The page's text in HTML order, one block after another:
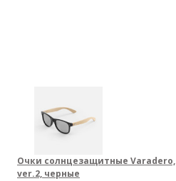
Очки солнцезащитные Varadero,
ver.2, черные